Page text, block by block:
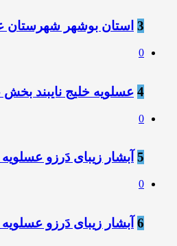
3 استان بوشهر شهرستان
0
4 عسلویه خلیج نایبند
0
5 آبشار زیبای دَرزو عسلویه
0
6 آبشار زیبای دَرزو عسلویه